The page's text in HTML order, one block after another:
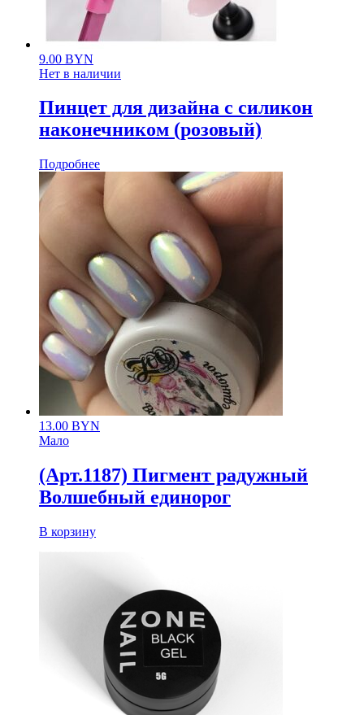
9.00 BYN
Нет в наличии
Пинцет для дизайна с силикон
наконечником (розовый)
Подробнее
13.00 BYN
Мало
(Арт.1187) Пигмент радужный
Волшебный единорог
В корзину